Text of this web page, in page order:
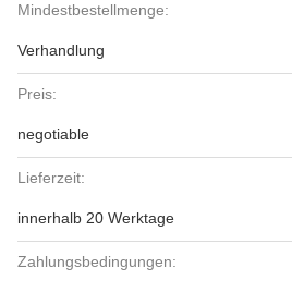
Mindestbestellmenge:
Verhandlung
Preis:
negotiable
Lieferzeit:
innerhalb 20 Werktage
Zahlungsbedingungen: